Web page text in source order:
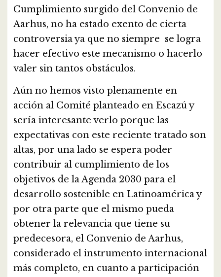
Cumplimiento surgido del Convenio de
Aarhus, no ha estado exento de cierta
controversia ya que no siempre se logra
hacer efectivo este mecanismo o hacerlo
valer sin tantos obstáculos.
Aún no hemos visto plenamente en
acción al Comité planteado en Escazú y
sería interesante verlo porque las
expectativas con este reciente tratado son
altas, por una lado se espera poder
contribuir al cumplimiento de los
objetivos de la Agenda 2030 para el
desarrollo sostenible en Latinoamérica y
por otra parte que el mismo pueda
obtener la relevancia que tiene su
predecesora, el Convenio de Aarhus,
considerado el instrumento internacional
más completo, en cuanto a participación